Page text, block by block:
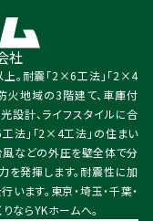
社
。耐震「2×6工法」「2×4
火地域の3階建て、車庫付
設計、ライフスタイルに合
法」「2×4工法」の住まい
風などの外圧を壁全体で分
発揮します。耐震性に加
ます。東京・埼玉・千葉・
ならYKホームへ。